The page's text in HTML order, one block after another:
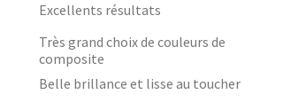
Excellents résultats
Très grand choix de couleurs de
composite
Belle brillance et lisse au toucher